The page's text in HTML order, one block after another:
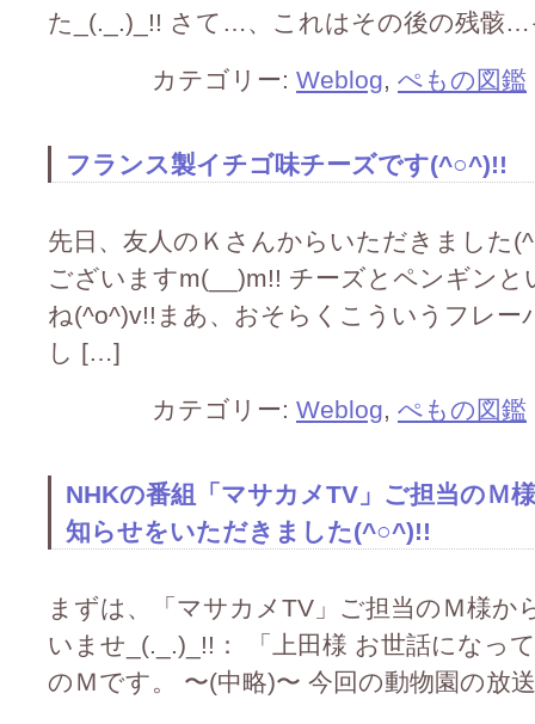
た_(._.)_!! さて…、これはその後の残骸
カテゴリー: Weblog, ぺもの図鑑
フランス製イチゴ味チーズです(^○^)!!
先日、友人のＫさんからいただきました
ございますm(__)m!! チーズとペンギン
ね(^o^)v!!まあ、おそらくこういうフレー
し […]
カテゴリー: Weblog, ぺもの図鑑
NHKの番組「マサカメTV」ご担当のＭ
知らせをいただきました(^○^)!!
まずは、「マサカメTV」ご担当のＭ様
いませ_(._.)_!!： 「上田様 お世話になっ
のＭです。 〜(中略)〜 今回の動物園の放